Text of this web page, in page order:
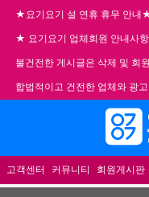
★요기요기 설 연휴 휴무 안내
★ 요기요기 업체회원 안내사
불건전한 게시글은 삭제 및 회
합법적이고 건전한 업체와 광
고객센터 커뮤니티 회원게시판